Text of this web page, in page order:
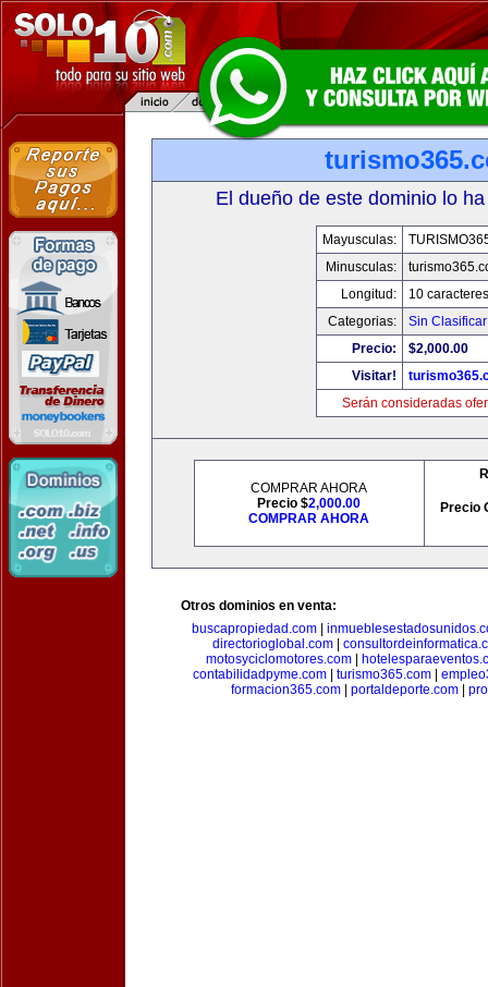
El dueño de este dominio lo
Mayusculas:
Minusculas:
Longitud:
10 caracteres
Categorias:
Sin Clasificar
Precio:
$2,000.00
Visitar!
Serán consideradas
COMPRAR AHORA
Precio $2,000.00
COMPRAR AHORA
Precio
Otros dominios en venta:
buscapropiedad.com
directorioglobal.com
motosyciclomotores.com|
contabilidadpyme.com| turismo365.com|
formacion365.com| portaldeporte.com|